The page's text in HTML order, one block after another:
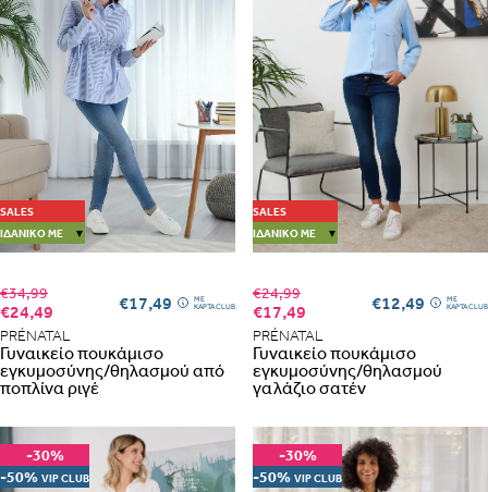
SALES
ΙΔΑΝΙΚΌ ΜΕ
▼
€34,99
€24,49 €17,49 ME
ΚΑΡΤΑ CLUB
PRÉNATAL
Γυναικείο πουκάμισο
εγκυμοσύνης/θηλασμού από
ποπλίνα ριγέ
SALES
ΙΔΑΝΙΚΌ ΜΕ
▼
€24,99
€17,49 €12,49 ME
ΚΑΡΤΑ CLUB
PRÉNATAL
Γυναικείο πουκάμισο
εγκυμοσύνης/θηλασμού
γαλάζιο σατέν
-30%
-50% VIP CLUB
-30%
-50% VIP CLUB